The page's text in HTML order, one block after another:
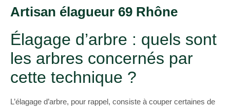
Artisan élagueur 69 Rhône
Élagage d’arbre : quels sont
les arbres concernés par
cette technique ?
L’élagage d’arbre, pour rappel, consiste à couper certaines de